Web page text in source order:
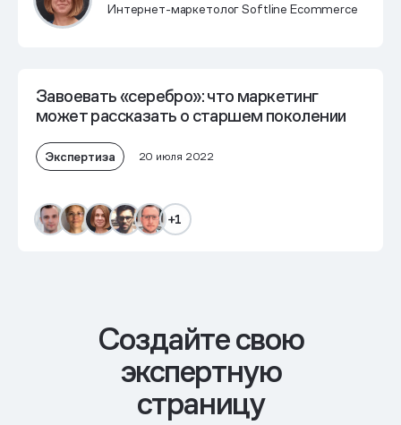
Интернет-маркетолог Softline Ecommerce
Завоевать «серебро»: что маркетинг
может рассказать о старшем поколении
Экспертиза 20 июля 2022
+1
Cоздайте свою
экспертную
страницу